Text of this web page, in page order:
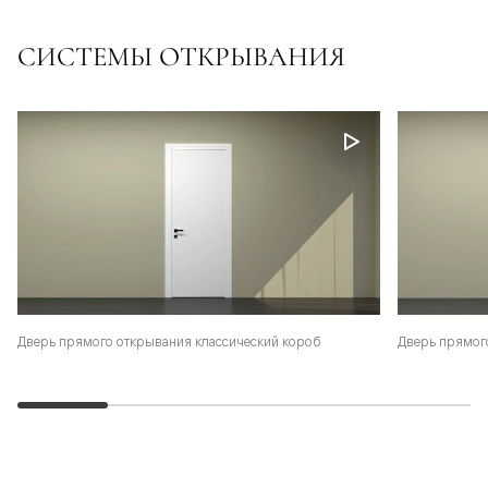
СИСТЕМЫ ОТКРЫВАНИЯ
Дверь прямого открывания классический короб Дверь